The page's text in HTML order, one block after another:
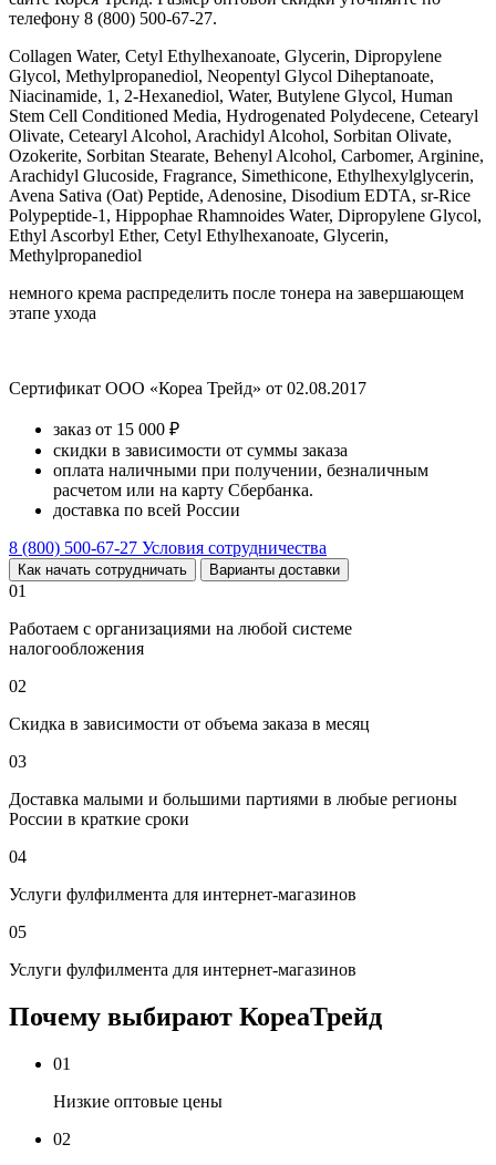
телефону 8 (800) 500-67-27.
Collagen Water, Cetyl Ethylhexanoate, Glycerin, Dipropylene
Glycol, Methylpropanediol, Neopentyl Glycol Diheptanoate,
Niacinamide, 1, 2-Hexanediol, Water, Butylene Glycol, Human
Stem Cell Conditioned Media, Hydrogenated Polydecene, Cetearyl
Olivate, Cetearyl Alcohol, Arachidyl Alcohol, Sorbitan Olivate,
Ozokerite, Sorbitan Stearate, Behenyl Alcohol, Carbomer, Arginine,
Arachidyl Glucoside, Fragrance, Simethicone, Ethylhexylglycerin,
Avena Sativa (Oat) Peptide, Adenosine, Disodium EDTA, sr-Rice
Polypeptide-1, Hippophae Rhamnoides Water, Dipropylene Glycol,
Ethyl Ascorbyl Ether, Cetyl Ethylhexanoate, Glycerin,
Methylpropanediol
немного крема распределить после тонера на завершающем
этапе ухода
Сертификат ООО «Кореа Трейд» от 02.08.2017
заказ от 15 000 ₽
скидки в зависимости от суммы заказа
оплата наличными при получении, безналичным
расчетом или на карту Сбербанка.
доставка по всей России
8 (800) 500-67-27 Условия сотрудничества
Как начать сотрудничать Варианты доставки
01
Работаем с организациями на любой системе
налогообложения
02
Скидка в зависимости от объема заказа в месяц
03
Доставка малыми и большими партиями в любые регионы
России в краткие сроки
04
Услуги фулфилмента для интернет-магазинов
05
Услуги фулфилмента для интернет-магазинов
Почему выбирают КореаТрейд
01
Низкие оптовые цены
02